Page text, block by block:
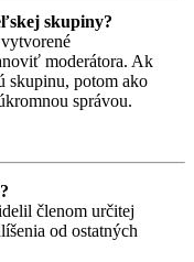
skupiny?
moderátora. Ak
skupinu, potom ako
správou.
členom určitej
od ostatných